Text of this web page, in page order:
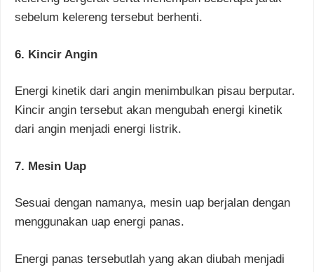
sebelum kelereng tersebut berhenti.
6. Kincir Angin
Energi kinetik dari angin menimbulkan pisau berputar.
Kincir angin tersebut akan mengubah energi kinetik
dari angin menjadi energi listrik.
7. Mesin Uap
Sesuai dengan namanya, mesin uap berjalan dengan
menggunakan uap energi panas.
Energi panas tersebutlah yang akan diubah menjadi